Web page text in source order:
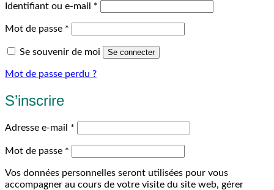
Identifiant ou e-mail *
Mot de passe *
Se souvenir de moi Se connecter
Mot de passe perdu ?
S’inscrire
Adresse e-mail *
Mot de passe *
Vos données personnelles seront utilisées pour vous
accompagner au cours de votre visite du site web, gérer